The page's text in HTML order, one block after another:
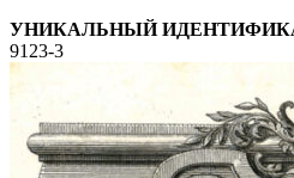
УНИКАЛЬНЫЙ
9123-3